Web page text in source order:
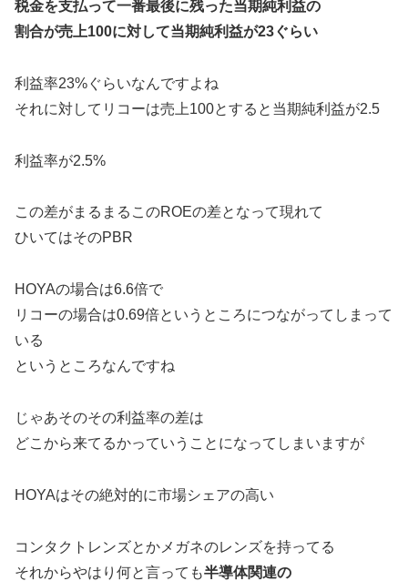
税金を支払って一番最後に残った当期純利益の
割合が売上100に対して当期純利益が23ぐらい
利益率23%ぐらいなんですよね
それに対してリコーは売上100とすると当期純利益が2.5
利益率が2.5%
この差がまるまるこのROEの差となって現れて
ひいてはそのPBR
HOYAの場合は6.6倍で
リコーの場合は0.69倍というところにつながってしまって
いる
というところなんですね
じゃあそのその利益率の差は
どこから来てるかっていうことになってしまいますが
HOYAはその絶対的に市場シェアの高い
コンタクトレンズとかメガネのレンズを持ってる
それからやはり何と言っても半導体関連の